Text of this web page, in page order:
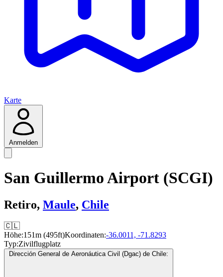
Karte
Anmelden
San Guillermo Airport (SCGI)
Retiro, Maule, Chile
🇨🇱
Höhe:151m (495ft)Koordinaten:-36.0011, -71.8293
Typ:Zivilflugplatz
Dirección General de Aeronáutica Civil (Dgac) de Chile: